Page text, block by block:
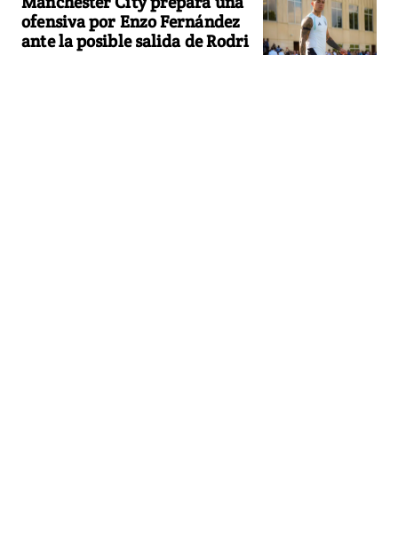
ofensiva por Enzo Fernández
ante la posible salida de Rodri